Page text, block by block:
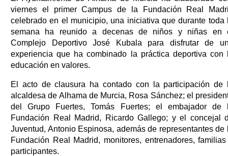
viernes el primer Campus de la Fundación Real
celebrado en el municipio, una iniciativa que durante toda
semana ha reunido a decenas de niños y niñas en
Complejo Deportivo José Kubala para disfrutar de
experiencia que ha combinado la práctica deportiva con
educación en valores.
El acto de clausura ha contado con la participación de
alcaldesa de Alhama de Murcia, Rosa Sánchez; el
del Grupo Fuertes, Tomás Fuertes; el embajador de
Fundación Real Madrid, Ricardo Gallego; y el concejal
Juventud, Antonio Espinosa, además de representantes de
Fundación Real Madrid, monitores, entrenadores,
participantes.